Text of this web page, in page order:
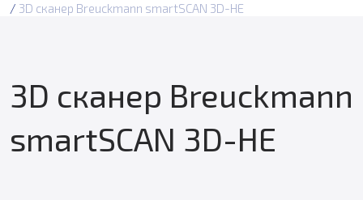
/ 3D сканер Breuckmann smartSCAN 3D-HE
3D сканер Breuckmann
smartSCAN 3D-HE